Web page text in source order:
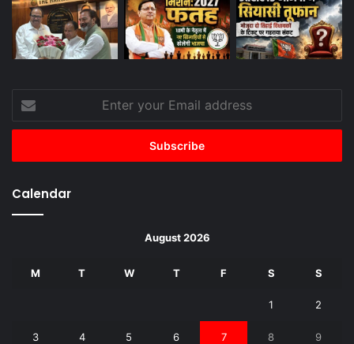
your
Email
Calendar
August 2026
M T W T F S S
1 2
3 4 5 6 7 8 9